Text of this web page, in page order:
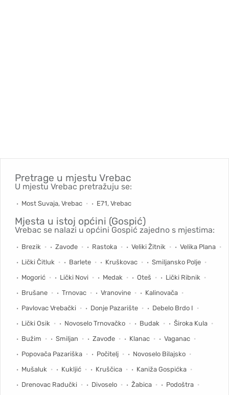
Pretrage u mjestu Vrebac
U mjestu Vrebac pretražuju se:
Most Suvaja, Vrebac E71, Vrebac
Mjesta u istoj općini (Gospić)
Vrebac se nalazi u općini Gospić zajedno s mjestima:
Brezik Zavođe Rastoka Veliki Žitnik
Velika Plana
Lički Čitluk
Barlete Kruškovac
Smiljansko Polje
Mogorić
Lički Novi Medak Oteš
Lički Ribnik
Brušane
Trnovac Vranovine
Kalinovača
Pavlovac Vrebački
Donje Pazarište
Debelo Brdo I
Lički Osik
Novoselo Trnovačko Budak
Široka Kula
Bužim
Smiljan Zavođe Klanac
Vaganac
Popovača Pazariška
Počitelj
Novoselo Bilajsko
Mušaluk
Kukljić Kruščica
Kaniža Gospićka
Drenovac Radučki
Divoselo Žabica
Podoštra